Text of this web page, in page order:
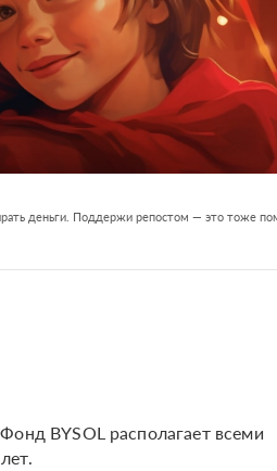
деньги. Поддержи репостом — это тоже
BYSOL располагает всеми